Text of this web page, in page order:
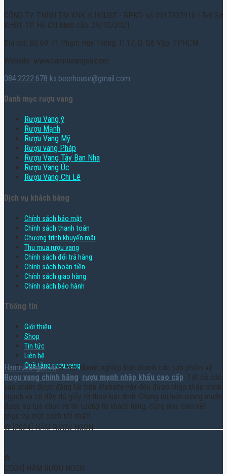
CÔNG TY TNHH TM XNK K HOUSE - GPKD số 0317003916 | Bởi Sở
KHĐT TP. Hồ Chí Minh cấp: 29/10/2021
Địa chỉ: Số 69-71 Phạm Huy Thông, P. 17, Q. Gò Vấp, TPHCM
Website: www.hamruoungon.com
084.2222.678 ks.beerhouse@gmail.com
Danh mục rượu vang
Rượu Vang ý
Rượu Mạnh
Rượu Vang Mỹ
Rượu vang Pháp
Rượu Vang Tây Ban Nha
Rượu Vang Úc
Rượu Vang Chi Lê
Dịch vụ khách hàng
Chính sách bảo mật
Chính sách thanh toán
Chương trình khuyến mãi
Thu mua rượu vang
Chính sách đổi trả hàng
Chính sách hoàn tiền
Chính sách giao hàng
Chính sách bảo hành
Thông tin
Giới thiệu
Shop
Tin tức
Liên hệ
Quà tặng rượu vang
Hamruoungon.vnlà một doanh nghiệp kinh doanh các sản phẩm về
Rượu vang chính hãng, rượu mạnh nhập khẩu cao cấp. Tất cả các
sản phẩm được đăng tải trên Website này đều được nhập khẩu chính
ngạch và có đầy đủ giấy tờ theo luật định. Chúng tôi luôn mong muốn
được sự lựa chọn và tin tưởng từ khách hàng, cũng như cam kết
phục vụ một cách tốt nhất!
© [2024] HẦM RƯỢU NGON
©
[2024] HẦM RƯỢU NGON